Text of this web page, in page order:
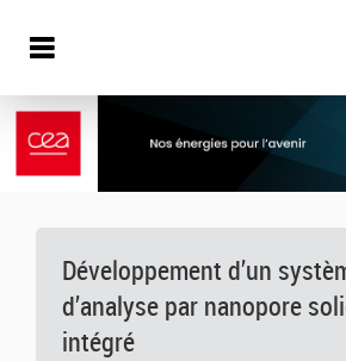
Développement d’un
d’analyse par nanopore
intégré